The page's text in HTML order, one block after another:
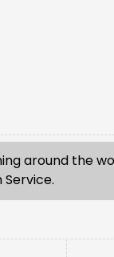
around the
Service.